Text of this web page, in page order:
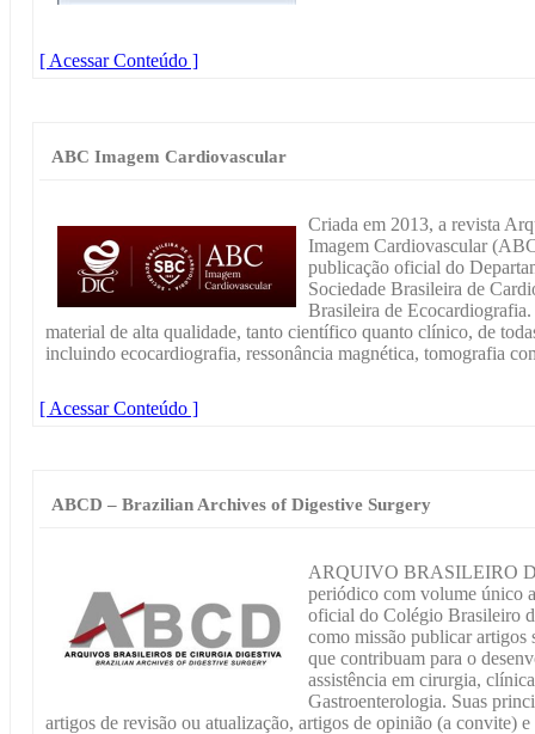
[ Acessar Conteúdo ]
ABC Imagem Cardiovascular
Criada em 2013, a revista
Imagem Cardiovascular
publicação oficial do
Sociedade Brasileira de
Brasileira de
material de alta qualidade, tanto científico quanto clínico, de
incluindo ecocardiografia, ressonância magnética, tomografia
[ Acessar Conteúdo ]
ABCD – Brazilian Archives of Digestive Surgery
ARQUIVO BRASILEIRO
periódico com volume único
oficial do Colégio Brasileiro
como missão publicar artigos
que contribuam para o
assistência em cirurgia,
Gastroenterologia. Suas
artigos de revisão ou atualização, artigos de opinião (a convite) e